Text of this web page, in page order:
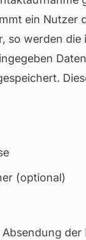
ein Nutzer
so werden die
(optional)
der